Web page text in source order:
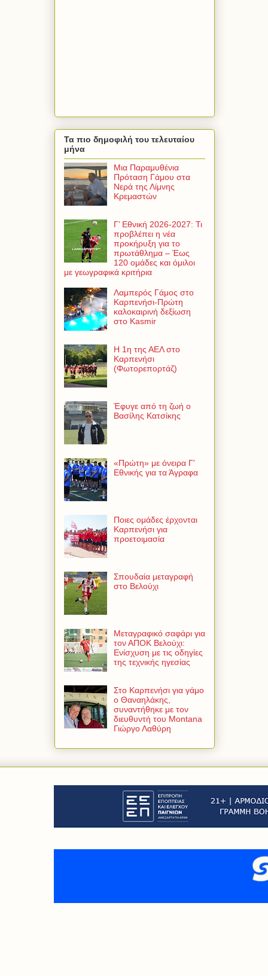
Τα πιο δημοφιλή του τελευταίου
μήνα
Μια Παραμυθένια
Πρόταση Γάμου στα
Νερά της Λίμνης
Κρεμαστών
Γ’ Εθνική 2026-2027: Τι
προβλέπει η νέα
προκήρυξη για το
πρωτάθλημα – Έως
120 ομάδες και όμιλοι
με γεωγραφικά κριτήρια
Λαμπερός Γάμος στο
Καρπενήσι-Πρώτη
καλοκαιρινή δεξίωση
στο Kasmir
Η 1η της ΑΕΛ στο
Καρπενήσι
(Φωτορεπορτάζ)
Έφυγε από τη ζωή ο
Βασίλης Κατσίκης
«Πρώτη» με όνειρα Γ'
Εθνικής για τα Άγραφα
Ποιες ομάδες έρχονται
Καρπενήσι για
προετοιμασία
Σπουδαία μεταγραφή
στο Βελούχι
Μεταγραφικό σαφάρι για
τον ΑΠΟΚ Βελούχι:
Ενίσχυση με τις οδηγίες
της τεχνικής ηγεσίας
Στο Καρπενήσι για γάμο
ο Θαναηλάκης,
συναντήθηκε με τον
διευθυντή του Montana
Γιώργο Λαθύρη